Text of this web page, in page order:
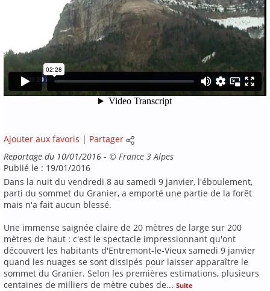
Ajouter aux favoris | Partager
Reportage du 10/01/2016 - © France 3 Alpes
Publié le : 19/01/2016
Dans la nuit du vendredi 8 au samedi 9 janvier, l'éboulement,
parti du sommet du Granier, a emporté une partie de la forêt
mais n'a fait aucun blessé.
Une immense saignée claire de 20 mètres de large sur 200
mètres de haut : c'est le spectacle impressionnant qu'ont
découvert les habitants d'Entremont-le-Vieux samedi 9 janvier
quand les nuages se sont dissipés pour laisser apparaître le
sommet du Granier. Selon les premières estimations, plusieurs
centaines de milliers de mètre cubes de... Suite